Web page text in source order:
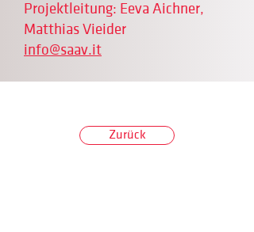
Projektleitung: Eeva Aichner,
Matthias Vieider
info@saav.it
Zurück